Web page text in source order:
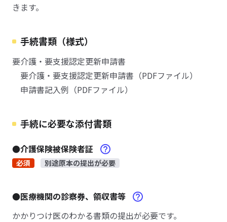
きます。
手続書類（様式）
要介護・要支援認定更新申請書
要介護・要支援認定更新申請書（PDFファイル）
申請書記入例（PDFファイル）
手続に必要な添付書類
●介護保険被保険者証
必須 別途原本の提出が必要
●医療機関の診察券、領収書等
かかりつけ医のわかる書類の提出が必要です。